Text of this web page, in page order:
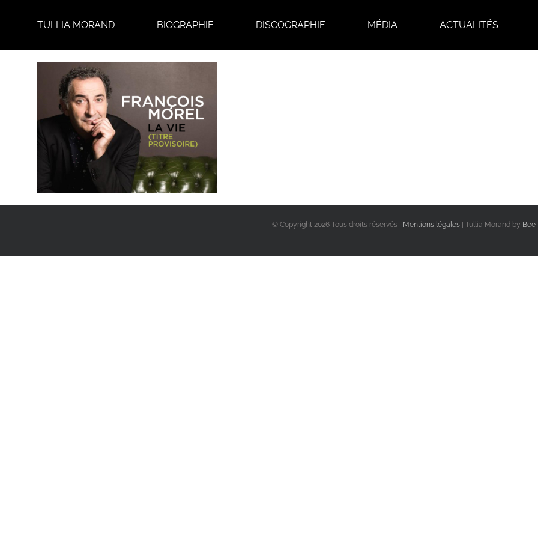
TULLIA MORAND BIOGRAPHIE DISCOGRAPHIE MÉDIA ACTUALITÉS
© Copyright 2026 Tous droits réservés | Mentions légales| Tullia Morand by Bee